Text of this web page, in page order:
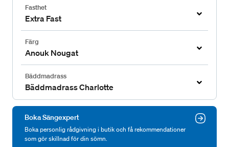
Fasthet
Extra Fast
Färg
Anouk Nougat
Bäddmadrass
Bäddmadrass Charlotte
Boka Sängexpert
Boka personlig rådgivning i butik och få rekommendationer
som gör skillnad för din sömn.